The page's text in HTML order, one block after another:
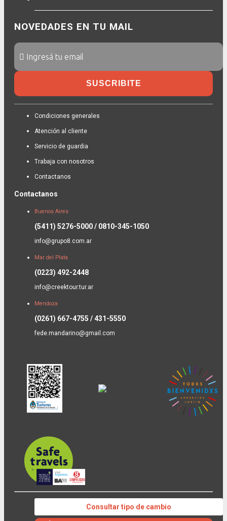
NOVEDADES EN TU MAIL
SUSCRIBITE
Condiciones generales
Atención al cliente
Servicio de guardia
Trabaja con nosotros
Contactanos
Contactanos
Buenos Aires
(5411) 5276-5000 / 0810-345-1050
info@grupo8.com.ar
Mar del Plata
(0223) 492-2448
info@creektour.tur.ar
Mendoza
(0261) 667-4755 / 431-5550
fede.mandarino@gmail.com
Consultar tipo de cambio